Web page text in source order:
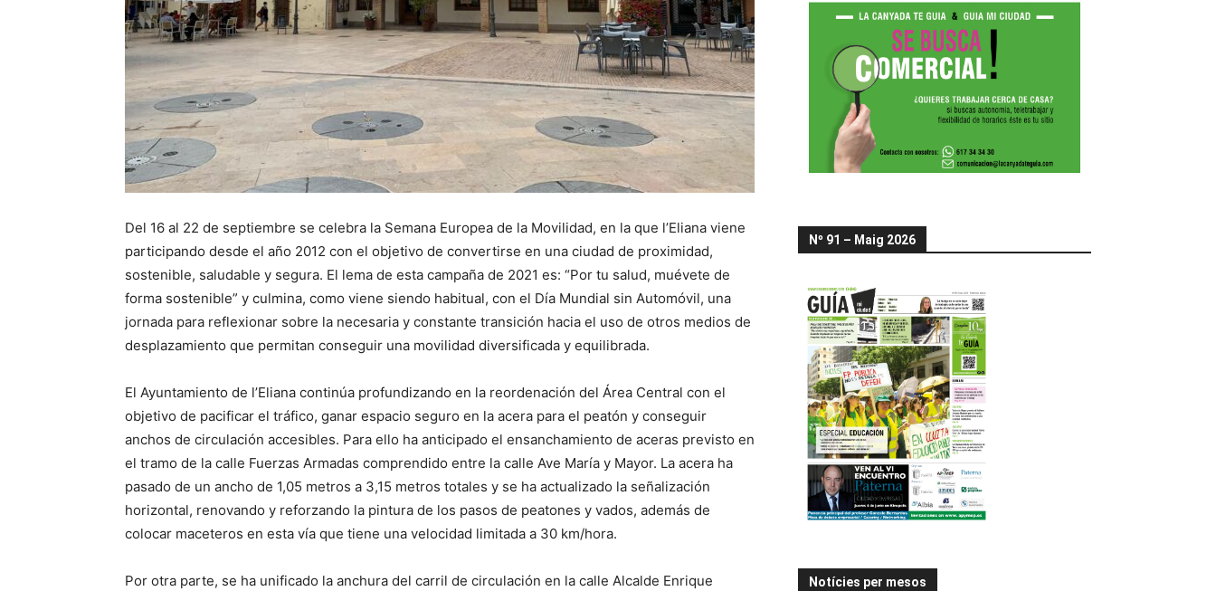
Del 16 al 22 de septiembre se celebra la Semana Europea de la Movilidad, en la que l’Eliana viene
participando desde el año 2012 con el objetivo de convertirse en una ciudad de proximidad,
sostenible, saludable y segura. El lema de esta campaña de 2021 es: “Por tu salud, muévete de
forma sostenible” y culmina, como viene siendo habitual, con el Día Mundial sin Automóvil, una
jornada para reflexionar sobre la necesaria y constante transición hacia el uso de otros medios de
desplazamiento que permitan conseguir una movilidad diversificada y equilibrada.
El Ayuntamiento de l’Eliana continúa profundizando en la reordenación del Área Central con el
objetivo de pacificar el tráfico, ganar espacio seguro en la acera para el peatón y conseguir
anchos de circulación accesibles. Para ello ha anticipado el ensanchamiento de aceras previsto en
el tramo de la calle Fuerzas Armadas comprendido entre la calle Ave María y Mayor. La acera ha
pasado de un ancho de 1,05 metros a 3,15 metros totales y se ha actualizado la señalización
horizontal, renovando y reforzando la pintura de los pasos de peatones y vados, además de
colocar maceteros en esta vía que tiene una velocidad limitada a 30 km/hora.
Por otra parte, se ha unificado la anchura del carril de circulación en la calle Alcalde Enrique
Nº 91 – Maig 2026
Notícies per mesos